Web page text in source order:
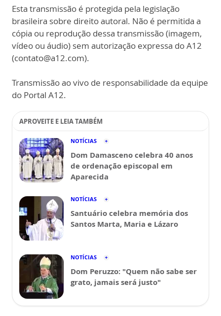
Esta transmissão é protegida pela legislação
brasileira sobre direito autoral. Não é permitida a
cópia ou reprodução dessa transmissão (imagem,
vídeo ou áudio) sem autorização expressa do A12
(contato@a12.com).
Transmissão ao vivo de responsabilidade da equipe
do Portal A12.
APROVEITE E LEIA TAMBÉM
NOTÍCIAS
Dom Damasceno celebra 40 anos
de ordenação episcopal em
Aparecida
NOTÍCIAS
Santuário celebra memória dos
Santos Marta, Maria e Lázaro
NOTÍCIAS
Dom Peruzzo: "Quem não sabe ser
grato, jamais será justo"